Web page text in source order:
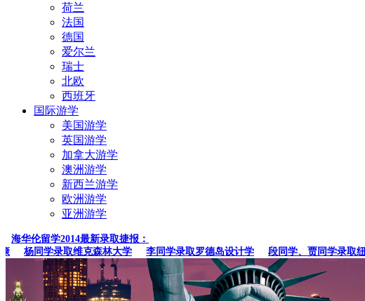
荷兰
法国
德国
爱尔兰
瑞士
北欧
西班牙
国际游学
美国游学
英国游学
加拿大游学
澳洲游学
新西兰游学
欧洲游学
亚洲游学
海华伦留学2014最新录取捷报：
杨同学录取维克森林大学
李同学录取罗德岛设计学 段同学、贾同学录取纽约